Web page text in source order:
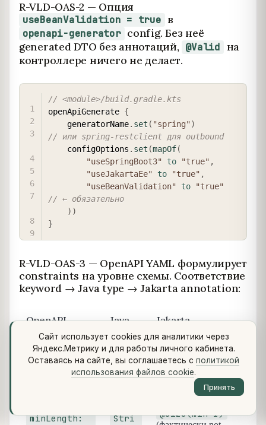
R-VLD-OAS-2 — Опция
useBeanValidation = true в
openapi-generator config. Без неё
generated DTO без аннотаций, @Valid
на
контроллере ничего не делает.
// <module>/build.gradle.kts
openApiGenerate {
    generatorName
. set ( "spring")
// или spring-restclient для outbound
    configOptions
. set (mapOf(
"useSpringBoot3"
to "true" ,
"useJakartaEe"
to "true" ,
"useBeanValidation"
to
"true"
// ← обязательно
) )
}
R-VLD-OAS-3 — OpenAPI YAML формулирует
constraints на уровне схемы. Соответствие
keyword → Java type → Jakarta annotation:
OpenAPI
keyword
Java
type
Jakarta
annotation
object
property
@NotNull
object/Long), без
@NotBlank для
minLength:
Stri
@Size(min=1)
Сайт использует cookies для аналитики через
Яндекс.Метрику и для работы личного кабинета.
Оставаясь на сайте, вы соглашаетесь с политикой
использования файлов cookie.
Принять